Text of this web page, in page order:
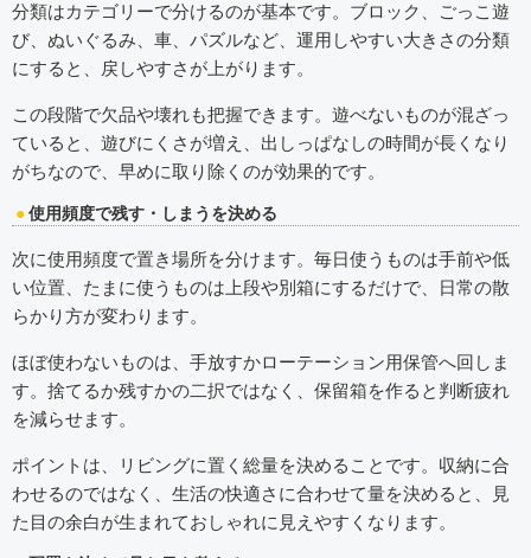
分類はカテゴリーで分けるのが基本です。ブロック、ごっこ遊
び、ぬいぐるみ、車、パズルなど、運用しやすい大きさの分類
にすると、戻しやすさが上がります。
この段階で欠品や壊れも把握できます。遊べないものが混ざっ
ていると、遊びにくさが増え、出しっぱなしの時間が長くなり
がちなので、早めに取り除くのが効果的です。
使用頻度で残す・しまうを決める
次に使用頻度で置き場所を分けます。毎日使うものは手前や低
い位置、たまに使うものは上段や別箱にするだけで、日常の散
らかり方が変わります。
ほぼ使わないものは、手放すかローテーション用保管へ回しま
す。捨てるか残すかの二択ではなく、保留箱を作ると判断疲れ
を減らせます。
ポイントは、リビングに置く総量を決めることです。収納に合
わせるのではなく、生活の快適さに合わせて量を決めると、見
た目の余白が生まれておしゃれに見えやすくなります。